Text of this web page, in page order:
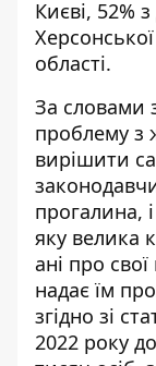
Києві, 52%
області.
За словами
проблему з
вирішити
прогалина,
яку велика
ані про
надає їм
згідно зі
2022 року